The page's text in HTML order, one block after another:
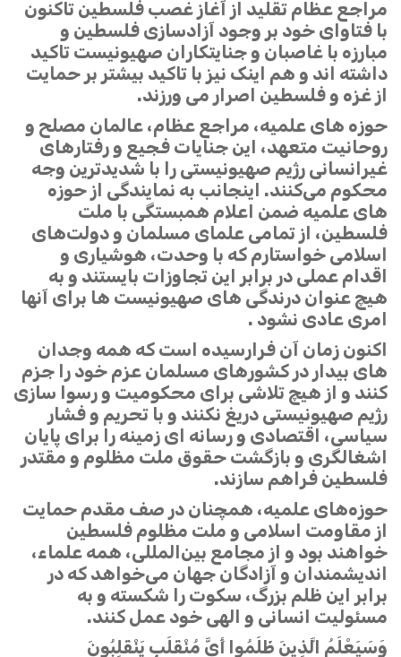
مراجع عظام تقلید از آغاز غصب فلسطین تاکنون
با فتاوای خود بر وجود آزادسازی فلسطین و
مبارزه با غاصبان و جنایتکاران صهیونیست تاکید
داشته اند و هم اینک نیز با تاکید بیشتر بر حمایت
از غزه و فلسطین اصرار می ورزند.
حوزه های علمیه، مراجع عظام، عالمان مصلح و
روحانیت متعهد، این جنایات فجیع و رفتارهای
غیرانسانی رژیم صهیونیستی را با شدیدترین وجه
محکوم می‌کنند. اینجانب به نمایندگی از حوزه
های علمیه ضمن اعلام همبستگی با ملت
فلسطین، از تمامی علمای مسلمان و دولت‌های
اسلامی خواستارم که با وحدت، هوشیاری و
اقدام عملی در برابر این تجاوزات بایستند و به
هیچ عنوان درندگی های صهیونیست ها برای آنها
امری عادی نشود .
اکنون زمان آن فرارسیده است که همه وجدان
های بیدار در کشورهای مسلمان عزم خود را جزم
کنند و از هیچ تلاشی برای محکومیت و رسوا سازی
رژیم صهیونیستی دریغ نکنند و با تحریم و فشار
سیاسی، اقتصادی و رسانه ای زمینه را برای پایان
اشغالگری و بازگشت حقوق ملت مظلوم و مقتدر
فلسطین فراهم سازند.
حوزه‌های علمیه، همچنان در صف مقدم حمایت
از مقاومت اسلامی و ملت مظلوم فلسطین
خواهند بود و از مجامع بین‌المللی، همه علماء،
اندیشمندان و آزادگان جهان می‌خواهد که در
برابر این ظلم بزرگ، سکوت را شکسته و به
مسئولیت انسانی و الهی خود عمل کنند.
وَسَیَعْلَمُ الَّذِینَ ظَلَمُوا أَیَّ مُنْقَلَبٍ یَنْقَلِبُونَ